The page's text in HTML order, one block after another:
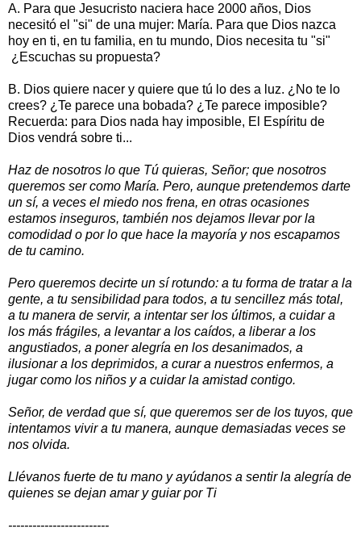
A. Para que Jesucristo naciera hace 2000 años, Dios
necesitó el "si" de una mujer: María. Para que Dios nazca
hoy en ti, en tu familia, en tu mundo, Dios necesita tu "si"
¿Escuchas su propuesta?
B. Dios quiere nacer y quiere que tú lo des a luz. ¿No te lo
crees? ¿Te parece una bobada? ¿Te parece imposible?
Recuerda: para Dios nada hay imposible, El Espíritu de
Dios vendrá sobre ti...
Haz de nosotros lo que Tú quieras, Señor; que nosotros
queremos ser como María. Pero, aunque pretendemos darte
un sí, a veces el miedo nos frena, en otras ocasiones
estamos inseguros, también nos dejamos llevar por la
comodidad o por lo que hace la mayoría y nos escapamos
de tu camino.
Pero queremos decirte un sí rotundo: a tu forma de tratar a la
gente, a tu sensibilidad para todos, a tu sencillez más total,
a tu manera de servir, a intentar ser los últimos, a cuidar a
los más frágiles, a levantar a los caídos, a liberar a los
angustiados, a poner alegría en los desanimados, a
ilusionar a los deprimidos, a curar a nuestros enfermos, a
jugar como los niños y a cuidar la amistad contigo.
Señor, de verdad que sí, que queremos ser de los tuyos, que
intentamos vivir a tu manera, aunque demasiadas veces se
nos olvida.
Llévanos fuerte de tu mano y ayúdanos a sentir la alegría de
quienes se dejan amar y guiar por Ti
-------------------------